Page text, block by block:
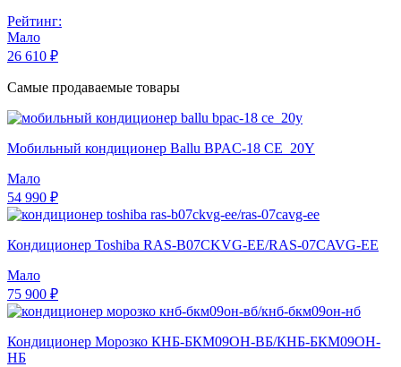
Рейтинг:
Мало
26 610 ₽
Самые продаваемые товары
Мобильный кондиционер Ballu BPAC-18 CE_20Y
Мало
54 990 ₽
Кондиционер Toshiba RAS-B07CKVG-EE/RAS-07CAVG-EE
Мало
75 900 ₽
Кондиционер Морозко КНБ-БКМ09ОН-ВБ/КНБ-БКМ09ОН-
НБ